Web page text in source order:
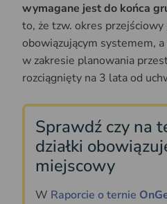
wymagane jest do końca
to, że tzw. okres przejściowy
obowiązującym systemem,
w zakresie planowania
rozciągnięty na 3 lata od
Sprawdź czy na
działki
miejscowy
W Raporcie o ternie